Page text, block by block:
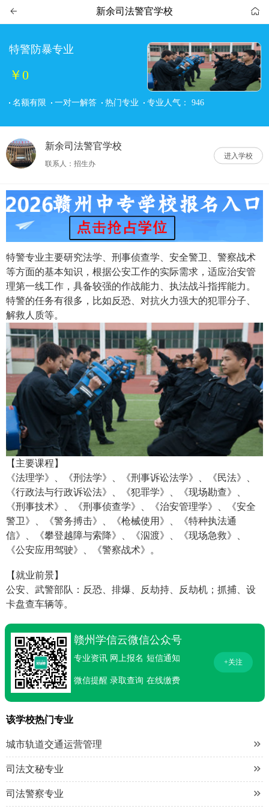
 新余司法警官学校 
特警防暴专业
￥0
名额有限 一对一解答 热门专业 专业人气： 946
新余司法警官学校
联系人：招生办
进入学校
特警专业主要研究法学、刑事侦查学、安全警卫、警察战术
等方面的基本知识，根据公安工作的实际需求，适应治安管
理第一线工作，具备较强的作战能力、执法战斗指挥能力。
特警的任务有很多，比如反恐、对抗火力强大的犯罪分子、
解救人质等。
【主要课程】
《法理学》、《刑法学》、《刑事诉讼法学》、《民法》、
《行政法与行政诉讼法》、《犯罪学》、《现场勘查》、
《刑事技术》、《刑事侦查学》、《治安管理学》、《安全
警卫》、《警务搏击》、《枪械使用》、《特种执法通
信》、《攀登越障与索降》、《泅渡》、《现场急救》、
《公安应用驾驶》、《警察战术》。
【就业前景】
公安、武警部队：反恐、排爆、反劫持、反劫机；抓捕、设
卡盘查车辆等。
赣州学信云微信公众号
专业资讯 网上报名 短信通知
微信提醒 录取查询 在线缴费
+关注
该学校热门专业

城市轨道交通运营管理

司法文秘专业

司法警察专业